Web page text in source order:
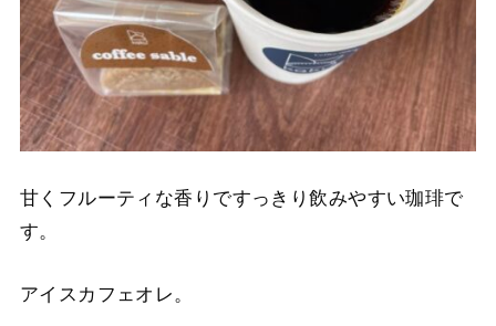
甘くフルーティな香りですっきり飲みやすい珈琲で
す。
アイスカフェオレ。